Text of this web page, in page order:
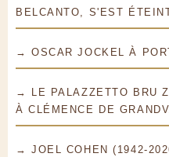
BELCANTO, S'EST
→ OSCAR JOCKEL À
→ LE PALAZZETTO BRU
À CLÉMENCE DE
→ JOEL COHEN (1942-